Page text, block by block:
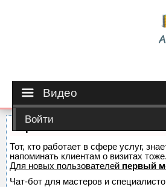
Видео
Войти
Тот, кто работает в сфере услуг,
напоминать клиентам о визитах
Для новых пользователей первый
Чат-бот для мастеров и